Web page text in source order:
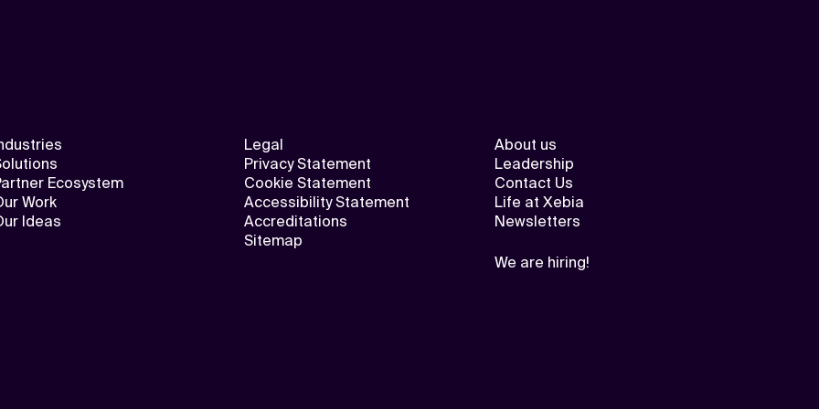
Ecosystem
Work
Ideas
Legal
Privacy Statement
Cookie Statement
Accessibility Statement
Accreditations
Sitemap
About us
Leadership
Contact Us
Life at Xebia
Newsletters
We are hiring!